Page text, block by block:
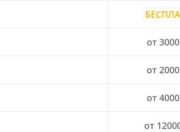
от
от
от
от